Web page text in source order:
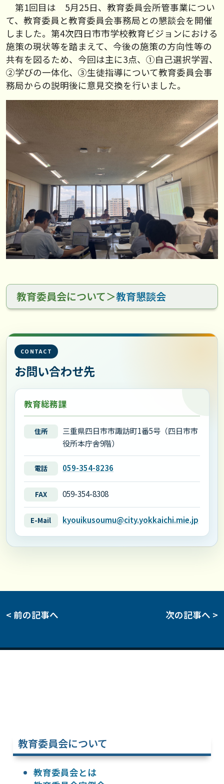
第1回目は 5月25日、教育委員会所管事業につい
て、教育委員と教育委員会事務局との懇談会を開催
しました。第4次四日市市学校教育ビジョンにおける
施策の現状等を踏まえて、今後の施策の方向性等の
共有を図るため、今回は主に3点、①自己選択学習、
②学びの一体化、③生徒指導について教育委員会事
務局からの説明後に意見交換を行いました。
教育委員会について＞教育懇談会
CONTACT
お問い合わせ先
教育総務課
住所
三重県四日市市諏訪町1番5号（四日市市
役所本庁舎9階）
電話 059-354-8236
FAX 059-354-8308
E-Mail kyouikusoumu@city.yokkaichi.mie.jp
< 前の記事へ 次の記事へ >
教育委員会について
教育委員会とは